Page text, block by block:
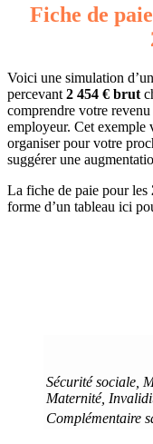
Fiche de
Voici une simulation
percevant 2 454 € brut
comprendre votre
employeur. Cet exemple
organiser pour votre
suggérer une
La fiche de paie pour les
forme d’un tableau ici
Sécurité sociale,
Maternité,
Complémentaire